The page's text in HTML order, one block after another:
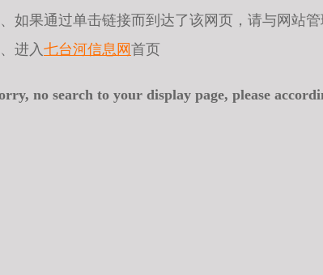
如果通过单击链接而到达了该网页，请与网站
进入七台河信息网 首页
no search to your display page, please